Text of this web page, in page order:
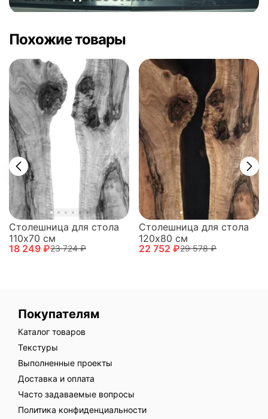
Похожие товары
Столешница для стола
110х70 см
18 249 ₽23 724 ₽
Столешница для стола
120х80 см
22 752 ₽29 578 ₽
Покупателям
Каталог товаров
Текстуры
Выполненные проекты
Доставка и оплата
Часто задаваемые вопросы
Политика конфиденциальности